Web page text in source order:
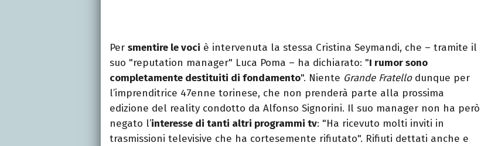
Per smentire le voci è intervenuta la stessa Cristina Seymandi, che – tramite il
suo "reputation manager" Luca Poma – ha dichiarato: "I rumor sono
completamente destituiti di fondamento". Niente Grande Fratellodunque per
l’imprenditrice 47enne torinese, che non prenderà parte alla prossima
edizione del reality condotto da Alfonso Signorini. Il suo manager non ha però
negato l’interesse di tanti altri programmi tv: "Ha ricevuto molti inviti in
trasmissioni televisive che ha cortesemente rifiutato". Rifiuti dettati anche e